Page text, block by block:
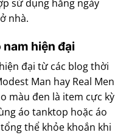
sử dụng hằng ngày
nhà.
hiện đại
đại từ các blog thời
Man hay Real Men
màu đen là item cực kỳ
áo tanktop hoặc áo
thể khỏe khoắn khi